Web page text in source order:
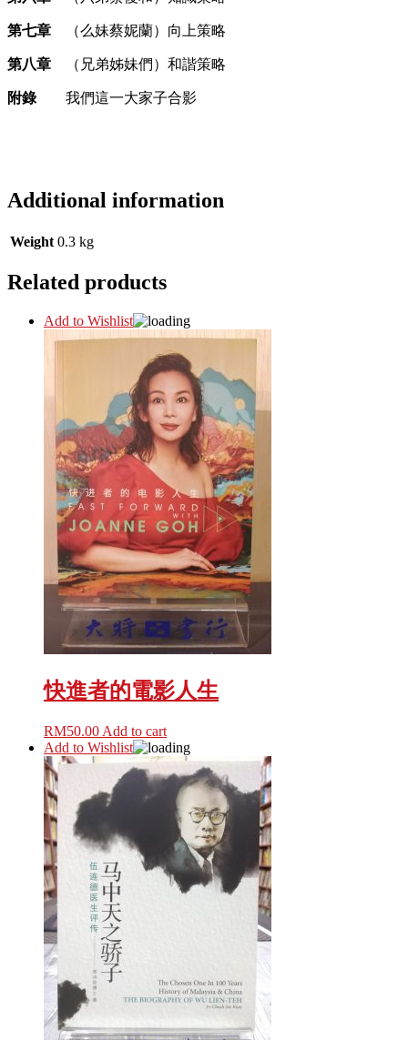
第七章 （么妹蔡妮蘭）向上策略
第八章 （兄弟姊妹們）和諧策略
附錄我們這一大家子合影
Additional information
Weight 0.3 kg
Related products
Add to Wishlist
快進者的電影人生
RM50.00 Add to cart
Add to Wishlist